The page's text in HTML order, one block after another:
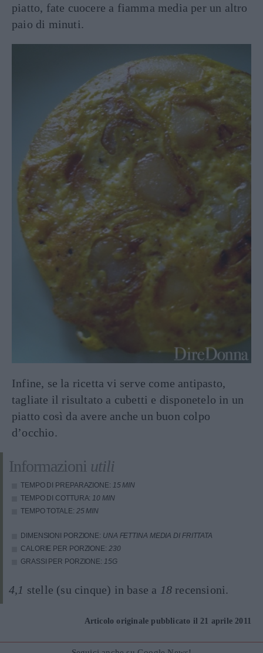
piatto, fate cuocere a fiamma media per un altro
paio di minuti.
Infine, se la ricetta vi serve come antipasto,
tagliate il risultato a cubetti e disponetelo in un
piatto così da avere anche un buon colpo
d’occhio.
Informazioni utili
TEMPO DI PREPARAZIONE: 15 MIN
TEMPO DI COTTURA: 10 MIN
TEMPO TOTALE: 25 MIN
DIMENSIONI PORZIONE: UNA FETTINA MEDIA DI FRITTATA
CALORIE PER PORZIONE: 230
GRASSI PER PORZIONE: 15G
4,1 stelle (su cinque) in base a 18 recensioni.
Articolo originale pubblicato il 21 aprile 2011